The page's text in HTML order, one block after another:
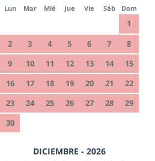
Lun Mar Mié Jue Vie Sáb Dom
1
2
3 4 5 6 7
8
9
10 11 12 13 14
15
16
17 18 19 20 21
22
23
24 25 26 27 28
29
30
DICIEMBRE - 2026